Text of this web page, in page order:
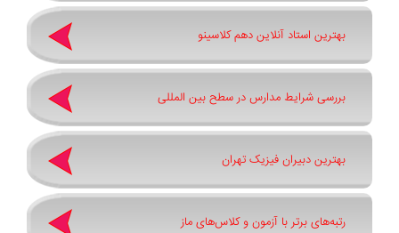
بهترین استاد آنلاین دهم کلاسینو
بررسی شرایط مدارس در سطح بین المللی
بهترین دبیران فیزیک تهران
رتبه‌های برتر با آزمون و کلاس‌های ماز